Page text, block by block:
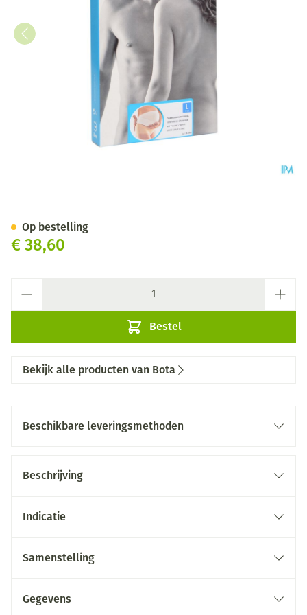
€ 38,60
Bestel
Op bestelling
Bekijk alle producten van Bota
Beschikbare leveringsmethoden
Beschrijving
Indicatie
Samenstelling
Gegevens